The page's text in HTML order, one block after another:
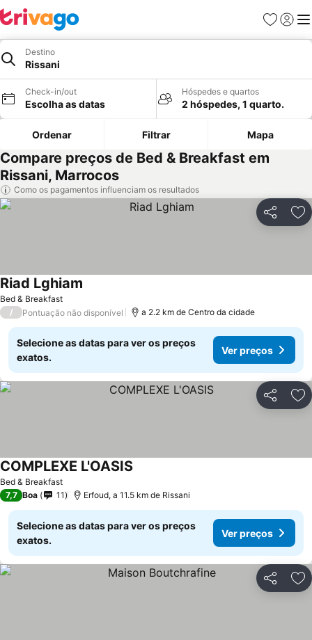
Favoritos
Iniciar
Destino
Rissani
Check-in/out
Escolha as datas
Hóspedes e quartos
2 hóspedes, 1 quarto.
Ordenar Filtrar Mapa
Compare preços de Bed & Breakfast em
Rissani, Marrocos
Como os pagamentos influenciam os resultados
Partilhar
Bed & Breakfast
Riad Lghiam
/ Pontuação não disponível a 2.2 km de Centro da cidade
Selecione as datas para ver os preços
exatos.
Ver preços
Partilhar
Bed & Breakfast
COMPLEXE L'OASIS
7,7 Boa 11 Erfoud, a 11.5 km de Rissani
Selecione as datas para ver os preços
exatos.
Ver preços
Partilhar